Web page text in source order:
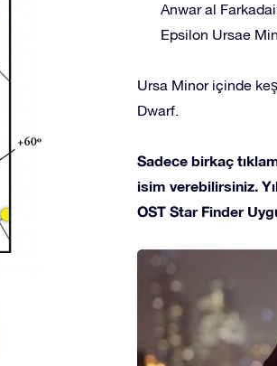
Anwar al
Epsilon Ursae
Ursa Minor içinde
Dwarf.
Sadece birkaç
isim verebilirsiniz.
OST Star Finder